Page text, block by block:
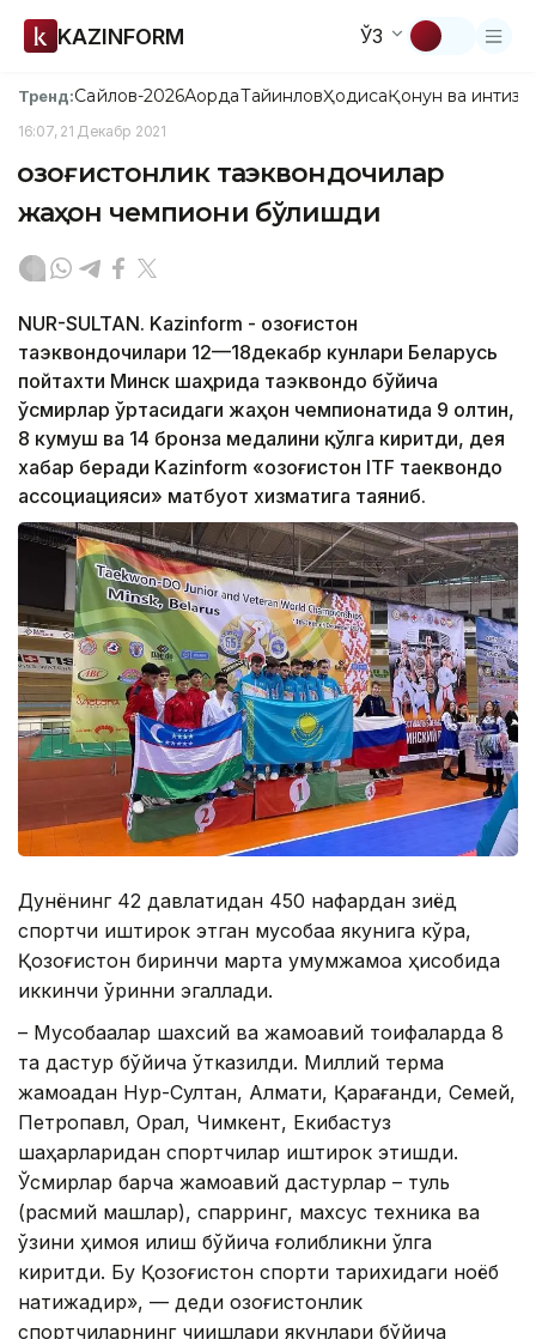
KAZINFORM ЎЗ
Тренд:Сайлов-2026АқордаТайинловҲодисаҚонун ва
16:07, 21 Декабр 2021
Қозоғистонлик таэквондочилар
жаҳон чемпиони бўлишди
NUR-SULTAN. Kazinform - Қозоғистон
таэквондочилари 12—18декабр кунлари Беларусь
пойтахти Минск шаҳрида таэквондо бўйича
ўсмирлар ўртасидаги жаҳон чемпионатида 9 олтин,
8 кумуш ва 14 бронза медалини қўлга киритди, дея
хабар беради Kazinform «Қозоғистон ITF таеквондо
ассоциацияси» матбуот хизматига таяниб.
Дунёнинг 42 давлатидан 450 нафардан зиёд
спортчи иштирок этган мусобақа якунига кўра,
Қозоғистон биринчи марта умумжамоа ҳисобида
иккинчи ўринни эгаллади.
– Мусобақалар шахсий ва жамоавий тоифаларда 8
та дастур бўйича ўтказилди. Миллий терма
жамоадан Нур-Султан, Алмати, Қарағанди, Семей,
Петропавл, Орал, Чимкент, Екибастуз
шаҳарларидан спортчилар иштирок этишди.
Ўсмирлар барча жамоавий дастурлар – туль
(расмий машқлар), спарринг, махсус техника ва
ўзини ҳимоя қилиш бўйича ғолибликни қўлга
киритди. Бу Қозоғистон спорти тарихидаги ноёб
натижадир», — деди қозоғистонлик
спортчиларнинг чиқишлари якунлари бўйича